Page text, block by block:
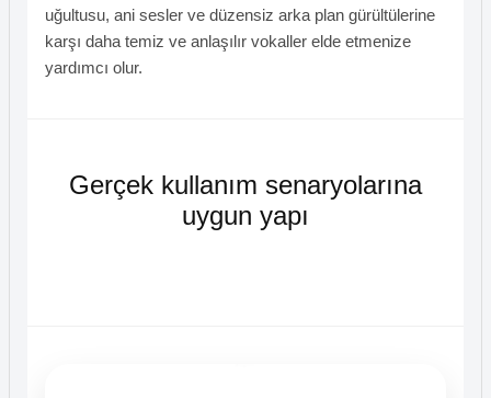
uğultusu, ani sesler ve düzensiz arka plan gürültülerine
karşı daha temiz ve anlaşılır vokaller elde etmenize
yardımcı olur.
Gerçek kullanım senaryolarına
uygun yapı